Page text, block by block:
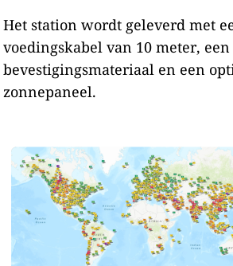
Het station wordt geleverd met
voedingskabel van 10 meter, een
bevestigingsmateriaal en een
zonnepaneel.